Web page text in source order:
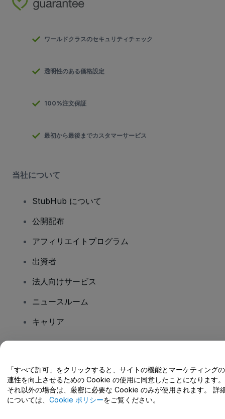
ワールドクラスのセキュリティチェック
透明性のある価格設定
100%注文保証
最初から最後までカスタマーサービス
当社について
StubHub について
公開配布
アフィリエイトプログラム
出資者
法人向けサービス
ニュースルーム
キャリア
ヘルプセンター / こちらまでご連絡下さい
「すべて許可」をクリックすると、サイトの機能とマーケティング
連性を向上させるための Cookie の使用に同意したことになります。
それ以外の場合は、厳密に必要な Cookie のみが使用されます。 詳
については、 Cookie ポリシーをご覧ください。